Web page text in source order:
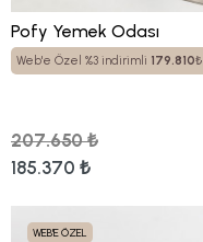
Pofy Yemek Odası
Web'e Özel %3 indirimli 179.810₺
207.650 ₺
185.370 ₺
WEB'E ÖZEL